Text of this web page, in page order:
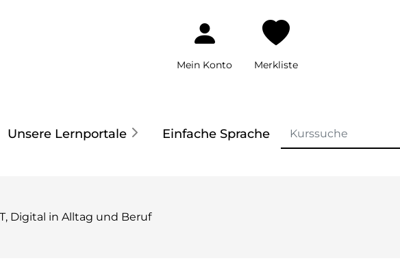
Mein Konto Merkliste
Unsere Lernportale Einfache Sprache
Digital in Alltag und Beruf